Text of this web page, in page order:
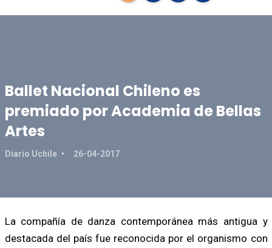
Ballet Nacional Chileno es
premiado por Academia de Bellas
Artes
Diario Uchile 26-04-2017
La compañía de danza contemporánea más antigua y
destacada del país fue reconocida por el organismo con